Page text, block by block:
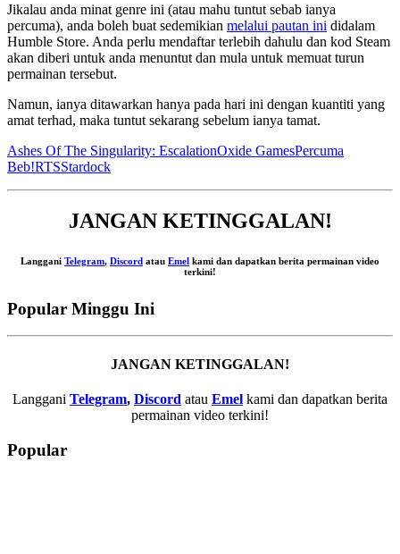
Jikalau anda minat genre ini (atau mahu tuntut sebab ianya
percuma), anda boleh buat sedemikian melalui pautan ini didalam
Humble Store. Anda perlu mendaftar terlebih dahulu dan kod Steam
akan diberi untuk anda menuntut dan mula untuk memuat turun
permainan tersebut.
Namun, ianya ditawarkan hanya pada hari ini dengan kuantiti yang
amat terhad, maka tuntut sekarang sebelum ianya tamat.
Ashes Of The Singularity: EscalationOxide GamesPercuma
Beb!RTSStardock
JANGAN KETINGGALAN!
Langgani Telegram, Discord atau Emel kami dan dapatkan berita permainan video
terkini!
Popular Minggu Ini
JANGAN KETINGGALAN!
Langgani Telegram, Discord atau Emel kami dan dapatkan berita
permainan video terkini!
Popular